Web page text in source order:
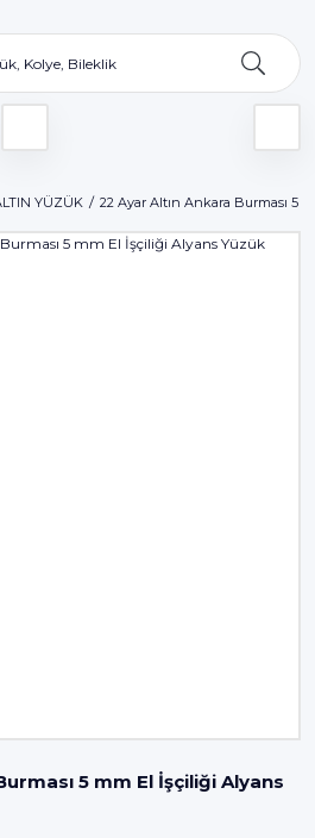
YÜZÜK 22 Ayar Altın Ankara Burması 5
5 mm El İşçiliği Alyans